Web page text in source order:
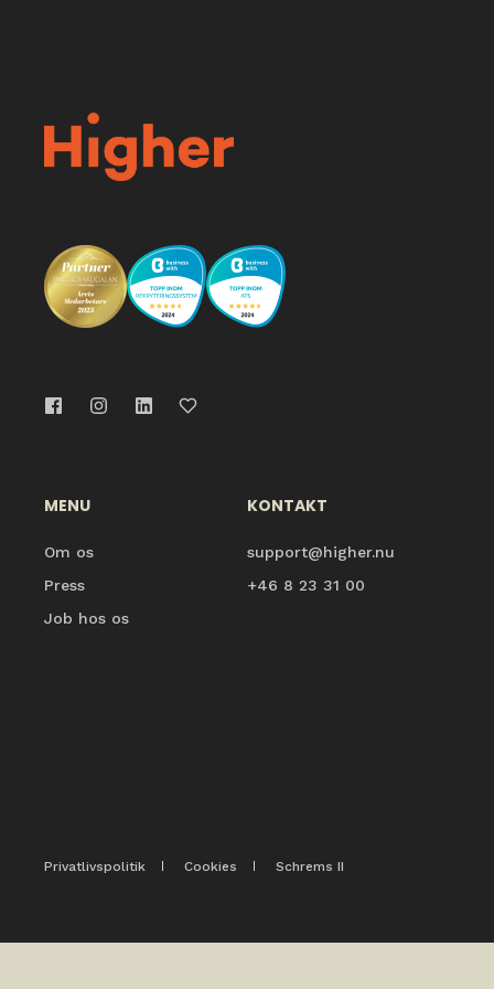
MENU
Om os
Press
Job hos os
KONTAKT
support@higher.nu
+46 8 23 31 00
Privatlivspolitik Cookies Schrems II